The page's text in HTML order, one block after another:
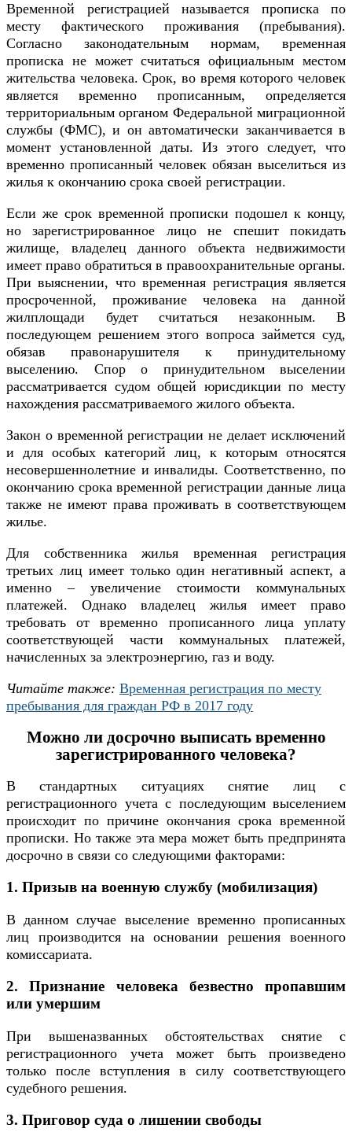
Временной регистрацией называется прописка по
месту фактического проживания (пребывания).
Согласно законодательным нормам, временная
прописка не может считаться официальным местом
жительства человека. Срок, во время которого человек
является временно прописанным, определяется
территориальным органом Федеральной миграционной
службы (ФМС), и он автоматически заканчивается в
момент установленной даты. Из этого следует, что
временно прописанный человек обязан выселиться из
жилья к окончанию срока своей регистрации.
Если же срок временной прописки подошел к концу,
но зарегистрированное лицо не спешит покидать
жилище, владелец данного объекта недвижимости
имеет право обратиться в правоохранительные органы.
При выяснении, что временная регистрация является
просроченной, проживание человека на данной
жилплощади будет считаться незаконным. В
последующем решением этого вопроса займется суд,
обязав правонарушителя к принудительному
выселению. Спор о принудительном выселении
рассматривается судом общей юрисдикции по месту
нахождения рассматриваемого жилого объекта.
Закон о временной регистрации не делает исключений
и для особых категорий лиц, к которым относятся
несовершеннолетние и инвалиды. Соответственно, по
окончанию срока временной регистрации данные лица
также не имеют права проживать в соответствующем
жилье.
Для собственника жилья временная регистрация
третьих лиц имеет только один негативный аспект, а
именно – увеличение стоимости коммунальных
платежей. Однако владелец жилья имеет право
требовать от временно прописанного лица уплату
соответствующей части коммунальных платежей,
начисленных за электроэнергию, газ и воду.
Читайте также: Временная регистрация по месту
пребывания для граждан РФ в 2017 году
Можно ли досрочно выписать временно
зарегистрированного человека?
В стандартных ситуациях снятие лиц с
регистрационного учета с последующим выселением
происходит по причине окончания срока временной
прописки. Но также эта мера может быть предпринята
досрочно в связи со следующими факторами:
1. Призыв на военную службу (мобилизация)
В данном случае выселение временно прописанных
лиц производится на основании решения военного
комиссариата.
2. Признание человека безвестно пропавшим
или умершим
При вышеназванных обстоятельствах снятие с
регистрационного учета может быть произведено
только после вступления в силу соответствующего
судебного решения.
3. Приговор суда о лишении свободы